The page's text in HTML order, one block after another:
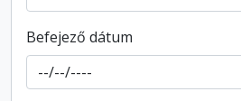
Befejező dátum